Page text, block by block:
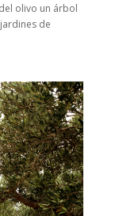
olivo un árbol
de